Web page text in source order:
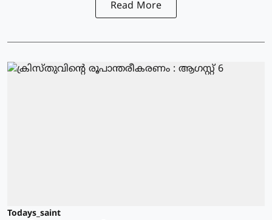
Read More
Todays_saint